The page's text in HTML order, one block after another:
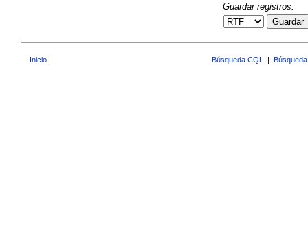
Guardar registros:
Guardar
Inicio Búsqueda CQL